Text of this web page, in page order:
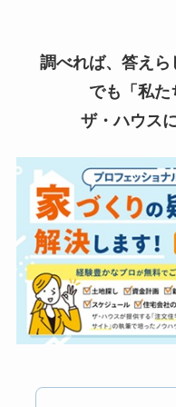
調べれば、答えら
でも「私た
ザ・ハウス